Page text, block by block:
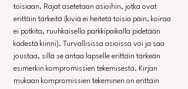
toisiaan. Rajat asetetaan asioihin, jotka ovat
erittäin tärkeitä (kiviä ei heitetä toisia päin, koiraa
ei potkita, ruuhkaisella parkkipaikalla pidetään
kädestä kiinni). Turvallisissa asioissa voi ja saa
joustaa, sillä se antaa lapselle erittäin tärkeän
esimerkin kompromissien tekemisestä. Kirjan
mukaan kompromissien tekeminen on erittäin